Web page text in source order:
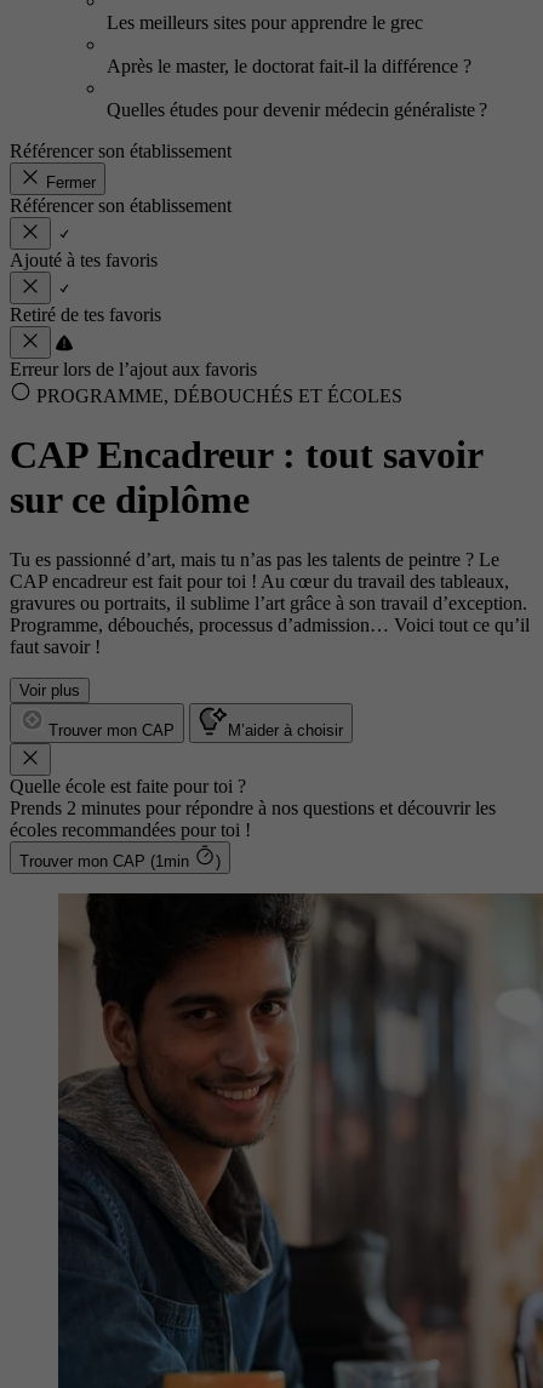
Les meilleurs sites pour apprendre le grec
Après le master, le doctorat fait-il la différence ?
Quelles études pour devenir médecin généraliste ?
Référencer son établissement
Fermer
Référencer son établissement
Ajouté à tes favoris
Retiré de tes favoris
Erreur lors de l’ajout aux favoris
PROGRAMME, DÉBOUCHÉS ET ÉCOLES
CAP Encadreur : tout savoir
sur ce diplôme
Tu es passionné d’art, mais tu n’as pas les talents de peintre ? Le
CAP encadreur est fait pour toi ! Au cœur du travail des tableaux,
gravures ou portraits, il sublime l’art grâce à son travail d’exception.
Programme, débouchés, processus d’admission… Voici tout ce qu’il
faut savoir !
Voir plus
Trouver mon CAP M’aider à choisir
Quelle école est faite pour toi ?
Prends 2 minutes pour répondre à nos questions et découvrir les
écoles recommandées pour toi !
Trouver mon CAP (1min )